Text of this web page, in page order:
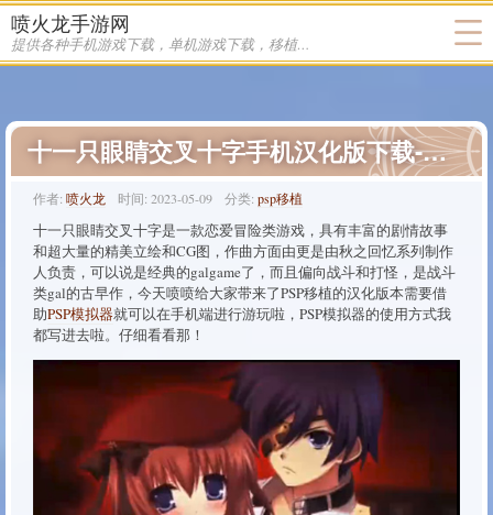
喷火龙手游网
提供各种手机游戏下载，单机游戏下载，移植游戏下载
十一只眼睛交叉十字手机汉化版下载-十一只眼睛交叉十字汉化版下载
作者: 喷火龙 时间: 2023-05-09 分类: psp移植
十一只眼睛交叉十字是一款恋爱冒险类游戏，具有丰富的剧情故事
和超大量的精美立绘和CG图，作曲方面由更是由秋之回忆系列制作
人负责，可以说是经典的galgame了，而且偏向战斗和打怪，是战斗
类gal的古早作，今天喷喷给大家带来了PSP移植的汉化版本需要借
助PSP模拟器就可以在手机端进行游玩啦，PSP模拟器的使用方式我
都写进去啦。仔细看看那！